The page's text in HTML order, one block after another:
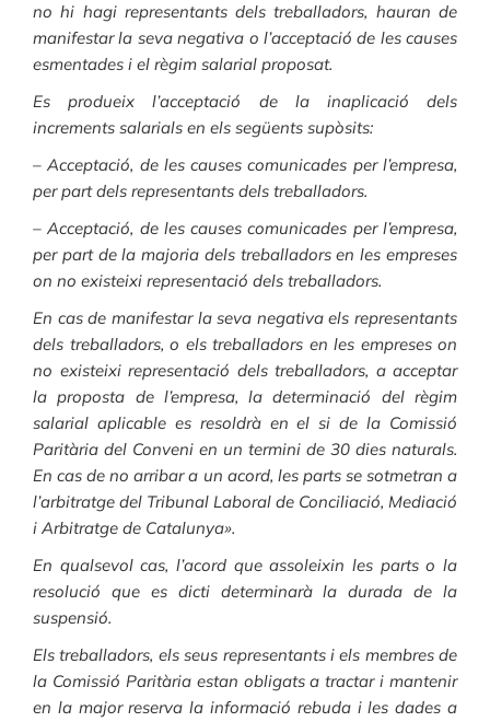
no hi hagi representants dels treballadors, hauran de
manifestar la seva negativa o l’acceptació de les causes
esmentades i el règim salarial proposat.
Es produeix l’acceptació de la inaplicació dels
increments salarials en els següents supòsits:
– Acceptació, de les causes comunicades per l’empresa,
per part dels representants dels treballadors.
– Acceptació, de les causes comunicades per l’empresa,
per part de la majoria dels treballadors en les empreses
on no existeixi representació dels treballadors.
En cas de manifestar la seva negativa els representants
dels treballadors, o els treballadors en les empreses on
no existeixi representació dels treballadors, a acceptar
la proposta de l’empresa, la determinació del règim
salarial aplicable es resoldrà en el si de la Comissió
Paritària del Conveni en un termini de 30 dies naturals.
En cas de no arribar a un acord, les parts se sotmetran a
l’arbitratge del Tribunal Laboral de Conciliació, Mediació
i Arbitratge de Catalunya».
En qualsevol cas, l’acord que assoleixin les parts o la
resolució que es dicti determinarà la durada de la
suspensió.
Els treballadors, els seus representants i els membres de
la Comissió Paritària estan obligats a tractar i mantenir
en la major reserva la informació rebuda i les dades a